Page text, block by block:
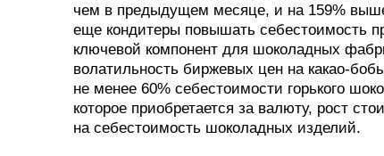
чем в предыдущем месяце, и на 159%
еще кондитеры повышать себестоимость
ключевой компонент для шоколадных
волатильность биржевых цен на какао-
не менее 60% себестоимости горького
которое приобретается за валюту, рост
на себестоимость шоколадных изделий.